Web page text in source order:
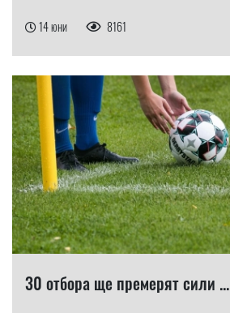
14 юни 8161
30 отбора ще премерят сили ...